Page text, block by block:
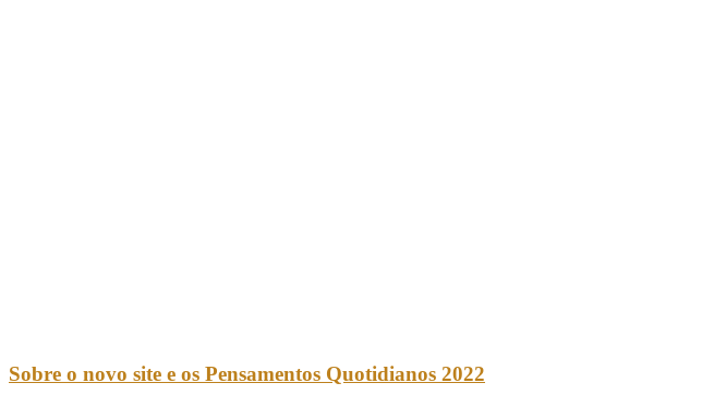
Sobre o novo site e os Pensamentos Quotidianos 2022